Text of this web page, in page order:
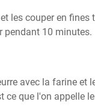
les couper en fines
pendant 10 minutes.
avec la farine et
ce que l'on appelle